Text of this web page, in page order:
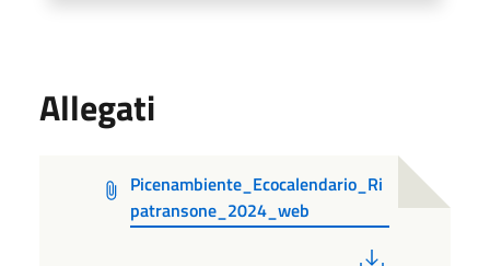
Allegati
Picenambiente_Ecocalendario_Ri
patransone_2024_web